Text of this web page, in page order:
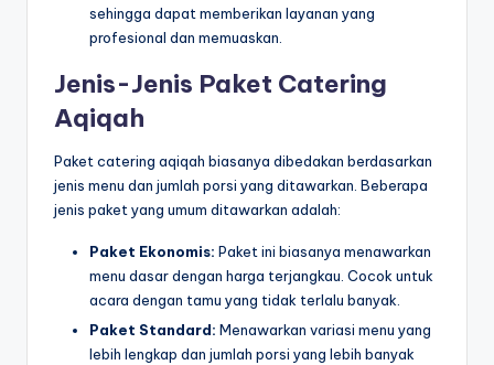
sehingga dapat memberikan layanan yang
profesional dan memuaskan.
Jenis-Jenis Paket Catering
Aqiqah
Paket catering aqiqah biasanya dibedakan berdasarkan
jenis menu dan jumlah porsi yang ditawarkan. Beberapa
jenis paket yang umum ditawarkan adalah:
Paket Ekonomis: Paket ini biasanya menawarkan
menu dasar dengan harga terjangkau. Cocok untuk
acara dengan tamu yang tidak terlalu banyak.
Paket Standard: Menawarkan variasi menu yang
lebih lengkap dan jumlah porsi yang lebih banyak